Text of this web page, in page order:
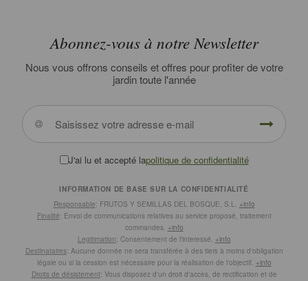
Abonnez-vous à notre Newsletter
Nous vous offrons conseils et offres pour profiter de votre
jardin toute l'année
J'ai lu et accepté lapolitique de confidentialité
INFORMATION DE BASE SUR LA CONFIDENTIALITÉ
Responsable: FRUTOS Y SEMILLAS DEL BOSQUE, S.L. +info
Finalité: Envoi de communications relatives au service proposé, traitement
commandes. +info
Legitimation: Consentement de l'interessé. +info
Destinataires: Aucune donnée ne sera transférée à des tiers à moins d'obligation
légale ou si la cession est nécessaire pour la réalisation de l'objectif. +info
Droits de désistement: Vous disposez d'un droit d'accès, de rectification et de